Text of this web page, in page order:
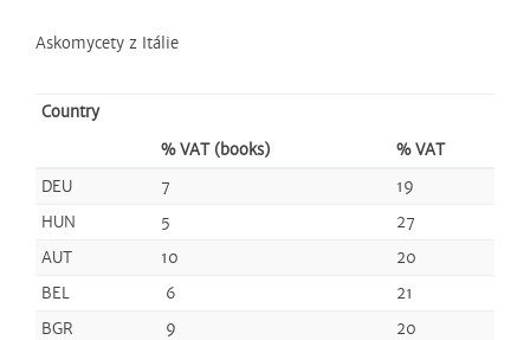
Askomycety z Itálie
Country
% VAT (books)
% VAT
DEU
7
19
HUN
5
27
AUT
10
20
BEL
6
21
BGR
9
20